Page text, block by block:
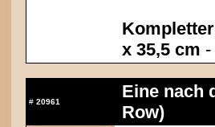
x 35,5 cm
# 20961
Eine nach
Row)